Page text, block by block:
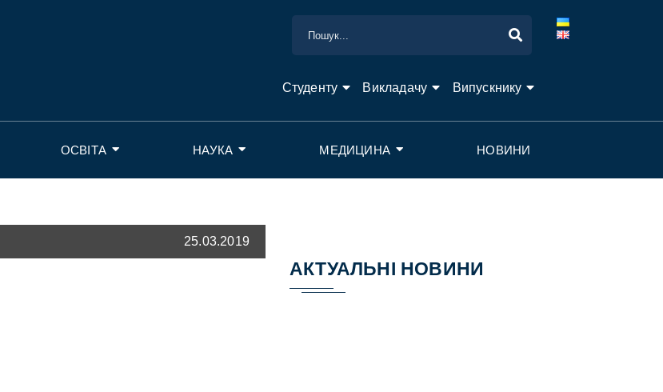
Студенту Викладачу Випускнику
ОСВІТА НАУКА МЕДИЦИНА НОВИНИ
25.03.2019
АКТУАЛЬНІ НОВИНИ